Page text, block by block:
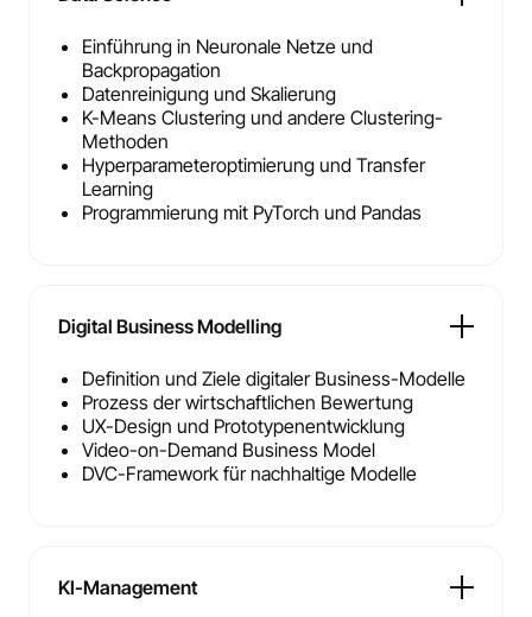
Einführung in Neuronale Netze und
Backpropagation
Datenreinigung und Skalierung
K-Means Clustering und andere Clustering-
Methoden
Hyperparameteroptimierung und Transfer
Learning
Programmierung mit PyTorch und Pandas
Digital Business Modelling
Definition und Ziele digitaler Business-Modelle
Prozess der wirtschaftlichen Bewertung
UX-Design und Prototypenentwicklung
Video-on-Demand Business Model
DVC-Framework für nachhaltige Modelle
KI-Management